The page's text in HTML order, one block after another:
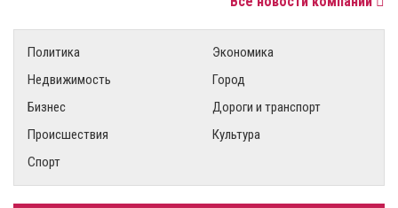
Политика
Экономика
Недвижимость
Город
Бизнес
Дороги и транспорт
Происшествия
Культура
Спорт